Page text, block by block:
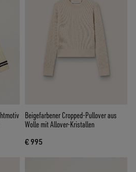
Beigefarbener Cropped-Pullover aus
Wolle mit Allover-Kristallen
€ 995